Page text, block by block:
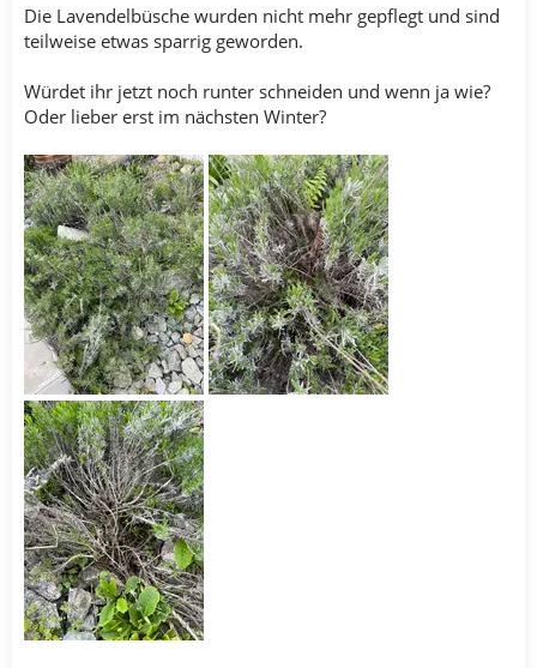
Die Lavendelbüsche wurden nicht mehr gepflegt und sind
teilweise etwas sparrig geworden.
Würdet ihr jetzt noch runter schneiden und wenn ja wie?
Oder lieber erst im nächsten Winter?